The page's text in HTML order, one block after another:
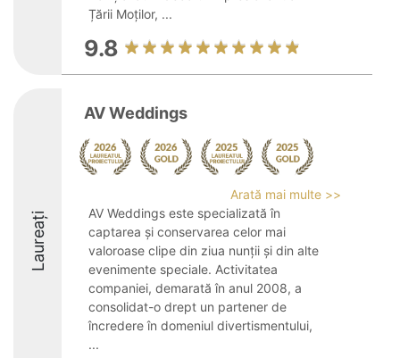
Țării Moților, ...
9.8
Laureați
AV Weddings
Arată mai multe >>
AV Weddings este specializată în
captarea și conservarea celor mai
valoroase clipe din ziua nunții și din alte
evenimente speciale. Activitatea
companiei, demarată în anul 2008, a
consolidat-o drept un partener de
încredere în domeniul divertismentului,
...